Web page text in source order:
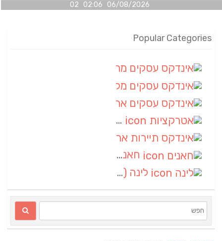
06/08/2026 02:06 02
Popular Categories
אטרקציות
חאנים
לינה (1)